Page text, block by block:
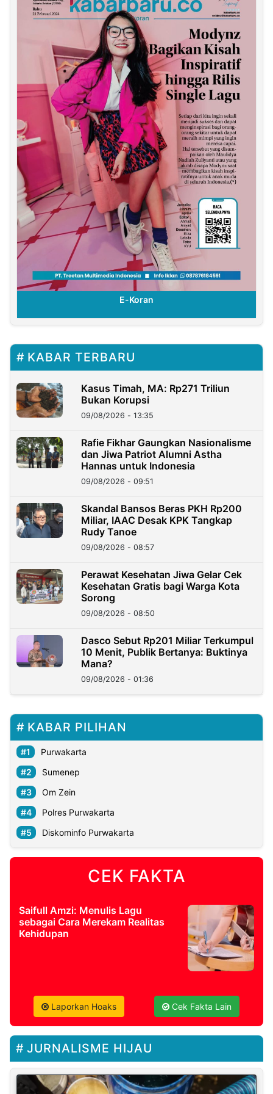
E-Koran
KABAR TERBARU
Kasus Timah, MA: Rp271 Triliun
Bukan Korupsi
09/08/2026 - 13:35
Rafie Fikhar Gaungkan Nasionalisme
dan Jiwa Patriot Alumni Astha
Hannas untuk Indonesia
09/08/2026 - 09:51
Skandal Bansos Beras PKH Rp200
Miliar, IAAC Desak KPK Tangkap
Rudy Tanoe
09/08/2026 - 08:57
Perawat Kesehatan Jiwa Gelar Cek
Kesehatan Gratis bagi Warga Kota
Sorong
09/08/2026 - 08:50
Dasco Sebut Rp201 Miliar Terkumpul
10 Menit, Publik Bertanya: Buktinya
Mana?
09/08/2026 - 01:36
KABAR PILIHAN
Purwakarta
Sumenep
Om Zein
Polres Purwakarta
Diskominfo Purwakarta
CEK FAKTA
Saifull Amzi: Menulis Lagu
sebagai Cara Merekam Realitas
Kehidupan
Laporkan Hoaks Cek Fakta Lain
JURNALISME HIJAU